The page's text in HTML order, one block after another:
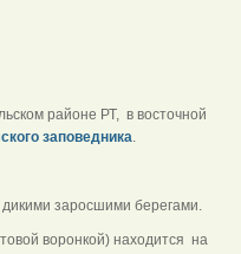
районе РТ, в восточной
заповедника.
заросшими берегами.
воронкой) находится на